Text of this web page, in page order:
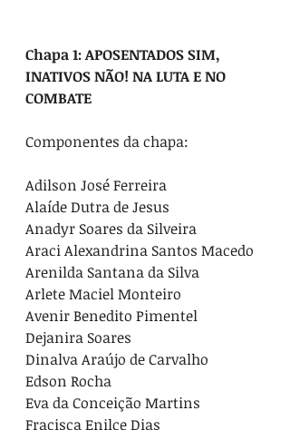
Chapa 1: APOSENTADOS SIM,
INATIVOS NÃO! NA LUTA E NO
COMBATE
Componentes da chapa:
Adilson José Ferreira
Alaíde Dutra de Jesus
Anadyr Soares da Silveira
Araci Alexandrina Santos Macedo
Arenilda Santana da Silva
Arlete Maciel Monteiro
Avenir Benedito Pimentel
Dejanira Soares
Dinalva Araújo de Carvalho
Edson Rocha
Eva da Conceição Martins
Fracisca Enilce Dias